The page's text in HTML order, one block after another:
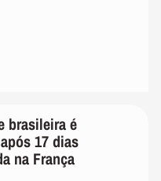
brasileira é
17 dias
na França